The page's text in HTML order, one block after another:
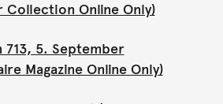
Collection Online Only)
713, 5. September
Magazine Online Only)